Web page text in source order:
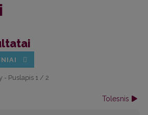
- Puslapis 1 / 2
Tolesnis